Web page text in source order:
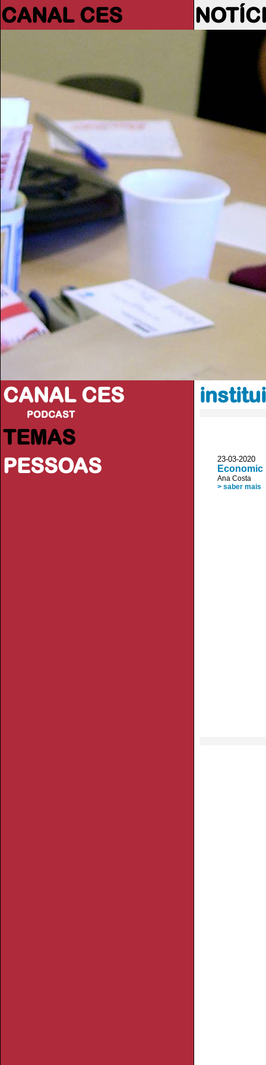
CANAL CES
CANAL CES
PODCAST
TEMAS
PESSOAS
23-03-
Economic
Ana Costa
> saber mais